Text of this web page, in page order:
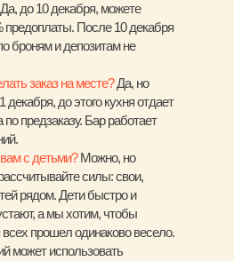
до 10 декабря, можете
предоплаты. После 10 декабря
броням и депозитам не
заказ на месте?Да, но
декабря, до этого кухня отдает
предзаказу. Бар работает
с детьми?Можно, но
силы: свои,
рядом. Дети быстро и
а мы хотим, чтобы
всех прошел одинаково весело.
может использовать